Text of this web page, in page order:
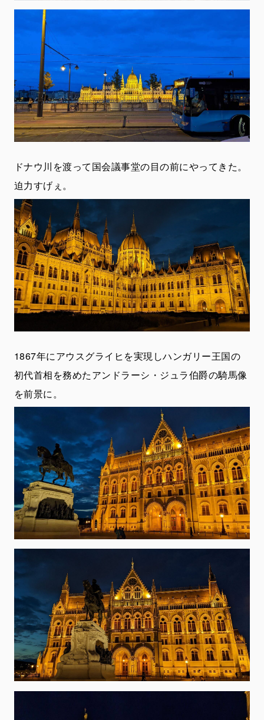
ドナウ川を渡って国会議事堂の目の前にやってきた。
迫力すげぇ。
1867年にアウスグライヒを実現しハンガリー王国の
初代首相を務めたアンドラーシ・ジュラ伯爵の騎馬像
を前景に。